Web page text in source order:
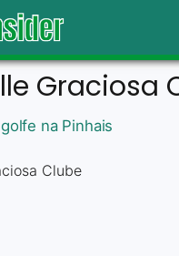
Graciosa
na Pinhais